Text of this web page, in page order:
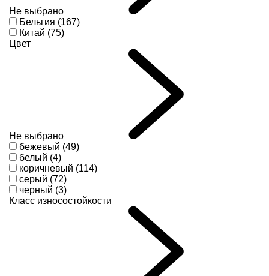
Не выбрано
Бельгия (167)
Китай (75)
Цвет
Не выбрано
бежевый (49)
белый (4)
коричневый (114)
серый (72)
черный (3)
Класс износостойкости